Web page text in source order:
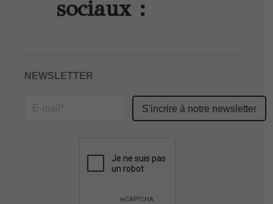
sociaux :
NEWSLETTER
Please
leave
field
empty.